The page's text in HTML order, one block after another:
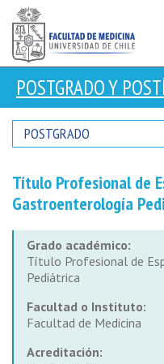
POSTGRADO Y
POSTGRADO
Título Profesional de
Gastroenterología
Grado académico:
Título Profesional de
Pediátrica
Facultad o Instituto:
Facultad de Medicina
Acreditación: